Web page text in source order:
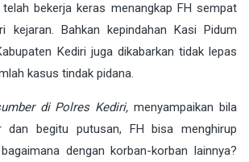
bekerja keras menangkap FH sempat
Bahkan kepindahan Kasi Pidum
Kediri juga dikabarkan tidak lepas
kasus tindak pidana.
di Polres Kediri, menyampaikan bila
dan begitu putusan, FH bisa menghirup
dengan korban-korban lainnya?